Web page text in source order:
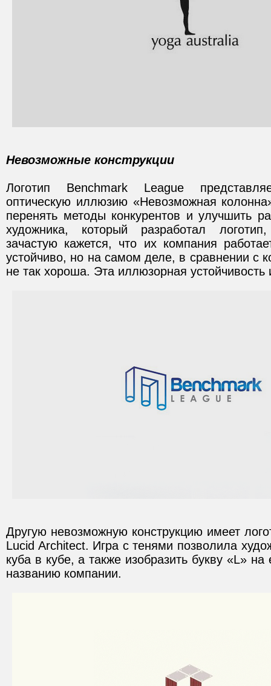
Невозможные конструкции
Логотип Benchmark League
оптическую иллюзию «Невозможная
перенять методы конкурентов и улучшить
художника, который разработал
зачастую кажется, что их компания
устойчиво, но на самом деле, в сравнении с
не так хороша. Эта иллюзорная устойчивость
Другую невозможную конструкцию имеет
Lucid Architect. Игра с тенями позволила
куба в кубе, а также изобразить букву «L»
названию компании.